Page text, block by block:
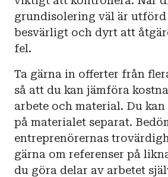
grundisolering väl är utförd
besvärligt och dyrt att
fel.
Ta gärna in offerter från
så att du kan jämföra
arbete och material. Du
på materialet separat.
entreprenörernas
gärna om referenser på
du göra delar av arbetet